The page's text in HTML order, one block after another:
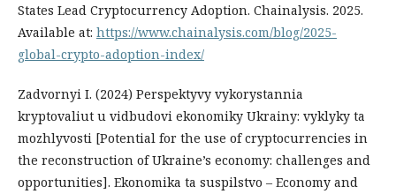
States Lead Cryptocurrency Adoption. Chainalysis. 2025.
Available at: https://www.chainalysis.com/blog/2025-
global-crypto-adoption-index/
Zadvornyi I. (2024) Perspektyvy vykorystannia
kryptovaliut u vidbudovi ekonomiky Ukrainy: vyklyky ta
mozhlyvosti [Potential for the use of cryptocurrencies in
the reconstruction of Ukraine’s economy: challenges and
opportunities]. Ekonomika ta suspilstvo – Economy and